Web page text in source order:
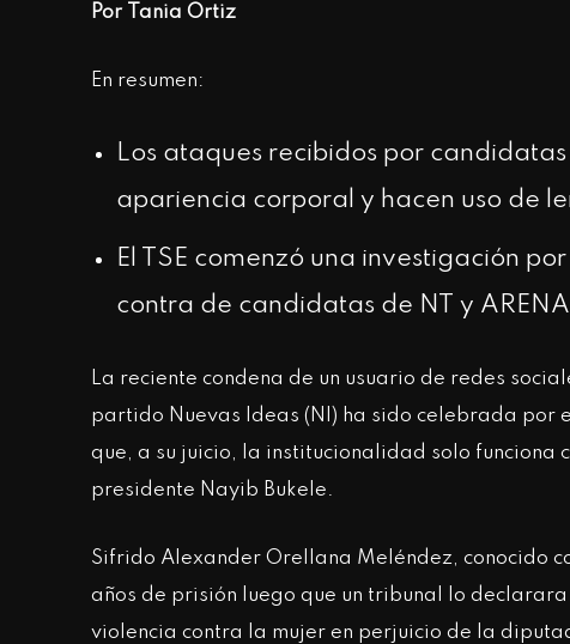
Por Tania Ortiz
En resumen:
Los ataques recibidos por
apariencia corporal y hacen uso de
El TSE comenzó una investigación
contra de candidatas de NT y
La reciente condena de un usuario de redes
partido Nuevas Ideas (NI) ha sido celebrada por
que, a su juicio, la institucionalidad solo funciona
presidente Nayib Bukele.
Sifrido Alexander Orellana Meléndez, conocido
años de prisión luego que un tribunal lo
violencia contra la mujer en perjuicio de la